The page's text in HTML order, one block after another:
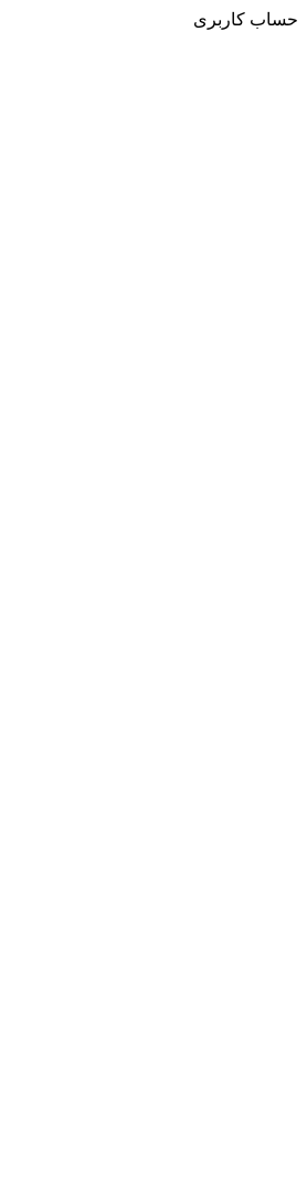
حساب کاربری